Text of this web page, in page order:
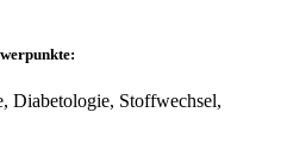
Diabetologie, Stoffwechsel,